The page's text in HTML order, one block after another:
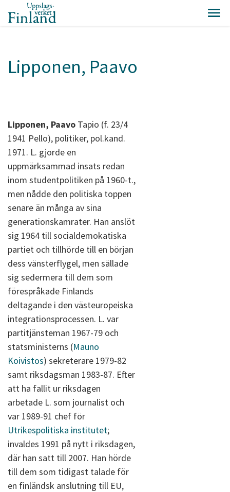
Lipponen, Paavo
Lipponen, Paavo Tapio (f. 23/4
1941 Pello), politiker, pol.kand.
1971. L. gjorde en
uppmärksammad insats redan
inom studentpolitiken på 1960-t.,
men nådde den politiska toppen
senare än många av sina
generationskamrater. Han anslöt
sig 1964 till socialdemokatiska
partiet och tillhörde till en början
dess vänsterflygel, men sällade
sig sedermera till dem som
förespråkade Finlands
deltagande i den västeuropeiska
integrationsprocessen. L. var
partitjänsteman 1967-79 och
statsministerns (Mauno
Koivistos) sekreterare 1979-82
samt riksdagsman 1983-87. Efter
att ha fallit ur riksdagen
arbetade L. som journalist och
var 1989-91 chef för
Utrikespolitiska institutet;
invaldes 1991 på nytt i riksdagen,
där han satt till 2007. Han hörde
till dem som tidigast talade för
en finländsk anslutning till EU,